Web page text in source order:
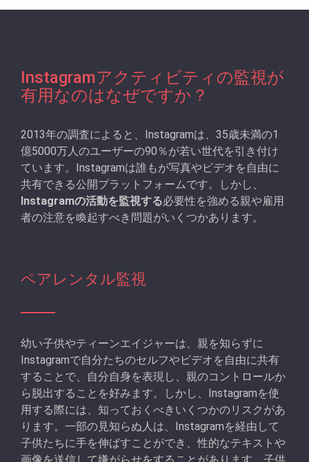
Instagramアクティビティの監視が
有用なのはなぜですか？
2013年の調査によると、Instagramは、35歳未満の1
億5000万人のユーザーの90％が若い世代を引き付け
ています。Instagramは誰もが写真やビデオを自由に
共有できる公開プラットフォームです。しかし、
Instagramの活動を監視する必要性を強める親や雇用
者の注意を喚起すべき問題がいくつかあります。
ペアレンタル監視
幼い子供やティーンエイジャーは、親を知らずに
Instagramで自分たちのセルフやビデオを自由に共有
することで、自分自身を表現し、親のコントロールか
ら脱出することを好みます。しかし、Instagramを使
用する際には、知っておくべきいくつかのリスクがあ
ります。一部の見知らぬ人は、Instagramを経由して
子供たちに手を伸ばすことができ、性的なテキストや